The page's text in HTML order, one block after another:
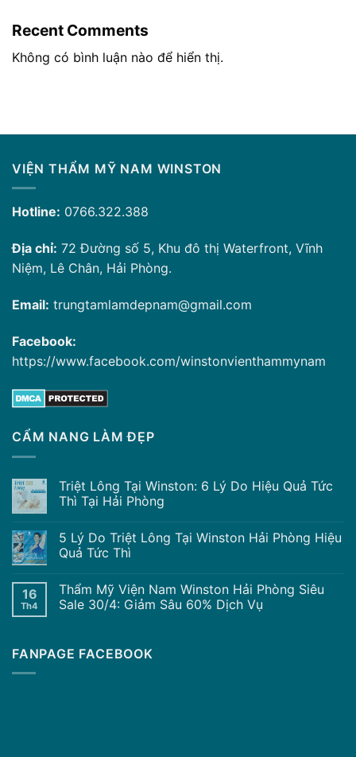
Recent Comments
Không có bình luận nào để hiển thị.
VIỆN THẨM MỸ NAM WINSTON
Hotline: 0766.322.388
Địa chỉ: 72 Đường số 5, Khu đô thị Waterfront, Vĩnh
Niệm, Lê Chân, Hải Phòng.
Email: trungtamlamdepnam@gmail.com
Facebook:
https://www.facebook.com/winstonvienthammynam
CẨM NANG LÀM ĐẸP
Triệt Lông Tại Winston: 6 Lý Do Hiệu Quả Tức
Thì Tại Hải Phòng
5 Lý Do Triệt Lông Tại Winston Hải Phòng Hiệu
Quả Tức Thì
16
Th4
Thẩm Mỹ Viện Nam Winston Hải Phòng Siêu
Sale 30/4: Giảm Sâu 60% Dịch Vụ
FANPAGE FACEBOOK